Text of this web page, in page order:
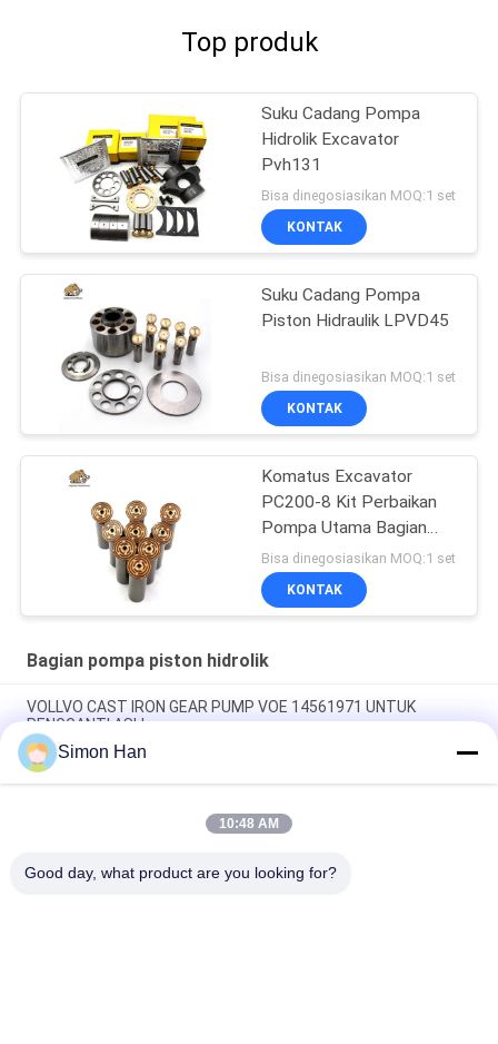
Top produk
Suku Cadang Pompa
Hidrolik Excavator
Pvh131
Bisa dinegosiasikan MOQ:1 set
KONTAK
Suku Cadang Pompa
Piston Hidraulik LPVD45
Bisa dinegosiasikan MOQ:1 set
KONTAK
Komatus Excavator
PC200-8 Kit Perbaikan
Pompa Utama Bagian
Pompa Hidraulik Pompa
Piston Layanan
Perbaikan Pemeliharaan
Bisa dinegosiasikan MOQ:1 set
KONTAK
Bagian pompa piston hidrolik
VOLLVO CAST IRON GEAR PUMP VOE 14561971 UNTUK
PENGGANTI ASLI
VOLLVO CAST IRON GEAR PUMP VOE 14537295 UNTUK
PENGGANTI ASLI
VOLLVO CAST IRON GEAR PUMP VOE 14782798 UNTUK
Simon Han
10:48 AM
Good day, what product are you looking for?